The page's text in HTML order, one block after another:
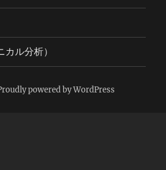
ル分析）
powered by WordPress